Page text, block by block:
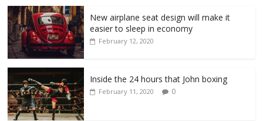
New airplane seat design will make it
easier to sleep in economy
February 12, 2020
Inside the 24 hours that John boxing
February 11, 2020 0